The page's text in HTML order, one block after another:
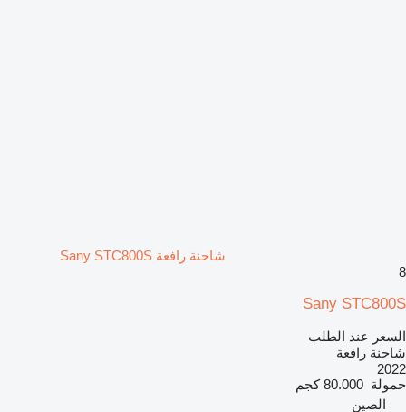
شاحنة رافعة Sany STC800S
8
Sany STC800S
السعر عند الطلب
شاحنة رافعة
2022
حمولة 80.000 كجم
الصين